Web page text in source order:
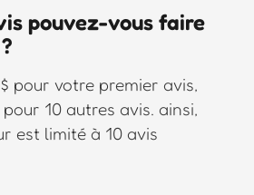
pouvez-vous faire
pour votre premier avis,
10 autres avis. ainsi,
est limité à 10 avis